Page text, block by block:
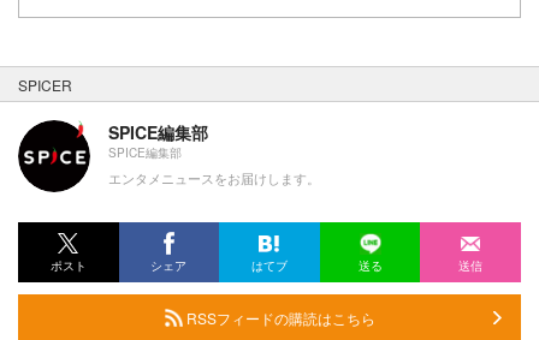
SPICER
SPICE編集部
SPICE編集部
エンタメニュースをお届けします。
ポスト シェア はてブ 送る 送信
RSSフィードの購読はこちら